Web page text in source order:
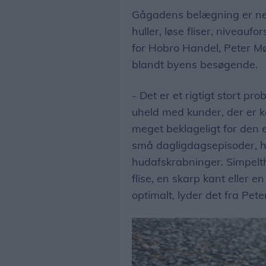
Gågadens belægning er
huller, løse fliser,
for Hobro Handel, Peter
blandt byens besøgende.
- Det er et rigtigt stort
uheld med kunder, der er
meget beklageligt for den
små dagligdagsepisoder,
hudafskrabninger.
flise, en skarp kant eller
optimalt, lyder det fra